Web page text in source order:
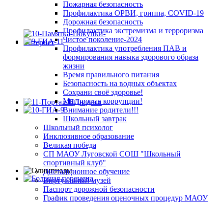
Пожарная безопасность
Профилактика ОРВИ, гриппа, COVID-19
Дорожная безопасность
Профилактика экстремизма и терроризма
Чистое поколение-2024
Профилактика употребления ПАВ и
формирования навыка здорового образа
жизни
Время правильного питания
Безопасность на водных объектах
Сохрани своё здоровье!
Мы против коррупции!
Внимание родители!!!
Школьный завтрак
Школьный психолог
Инклюзивное образование
Великая победа
СП МАОУ Луговской СОШ "Школьный
спортивный клуб"
Дистанционное обучение
Виртуальный музей
Паспорт дорожной безопасности
График проведения оценочных процедур МАОУ